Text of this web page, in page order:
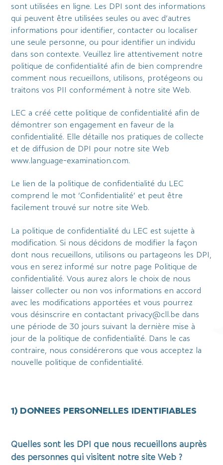
sont utilisées en ligne. Les DPI sont des informations
qui peuvent être utilisées seules ou avec d’autres
informations pour identifier, contacter ou localiser
une seule personne, ou pour identifier un individu
dans son contexte. Veuillez lire attentivement notre
politique de confidentialité afin de bien comprendre
comment nous recueillons, utilisons, protégeons ou
traitons vos PII conformément à notre site Web.
LEC a créé cette politique de confidentialité afin de
démontrer son engagement en faveur de la
confidentialité. Elle détaille nos pratiques de collecte
et de diffusion de DPI pour notre site Web
www.language-examination.com.
Le lien de la politique de confidentialité du LEC
comprend le mot ‘Confidentialité’ et peut être
facilement trouvé sur notre site Web.
La politique de confidentialité du LEC est sujette à
modification. Si nous décidons de modifier la façon
dont nous recueillons, utilisons ou partageons les DPI,
vous en serez informé sur notre page Politique de
confidentialité. Vous aurez alors le choix de nous
laisser collecter ou non vos informations en accord
avec les modifications apportées et vous pourrez
vous désinscrire en contactant privacy@cll.be dans
une période de 30 jours suivant la dernière mise à
jour de la politique de confidentialité. Dans le cas
contraire, nous considérerons que vous acceptez la
nouvelle politique de confidentialité.
1) DONNEES PERSONNELLES IDENTIFIABLES
Quelles sont les DPI que nous recueillons auprès
des personnes qui visitent notre site Web ?